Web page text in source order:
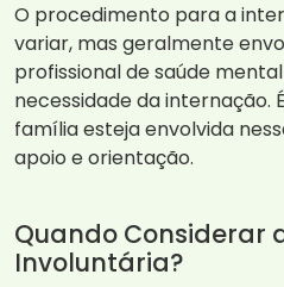
O procedimento para a
variar, mas geralmente
profissional de saúde
necessidade da internação.
família esteja envolvida
apoio e orientação.
Quando Considerar
Involuntária?